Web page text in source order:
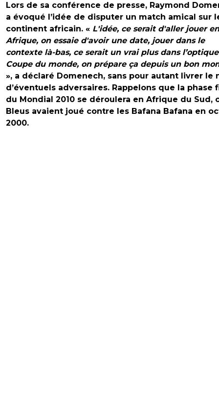
Lors de sa conférence de presse, Raymond
a évoqué l’idée de disputer un match amical sur
continent africain. « L'idée, ce serait d'aller jouer en
Afrique, on essaie d'avoir une date, jouer dans le
contexte là-bas, ce serait un vrai plus dans
Coupe du monde, on prépare ça depuis un bon
», a déclaré Domenech, sans pour autant livrer le
d’éventuels adversaires. Rappelons que la phase
du Mondial 2010 se déroulera en Afrique du Sud,
Bleus avaient joué contre les Bafana Bafana en
2000.